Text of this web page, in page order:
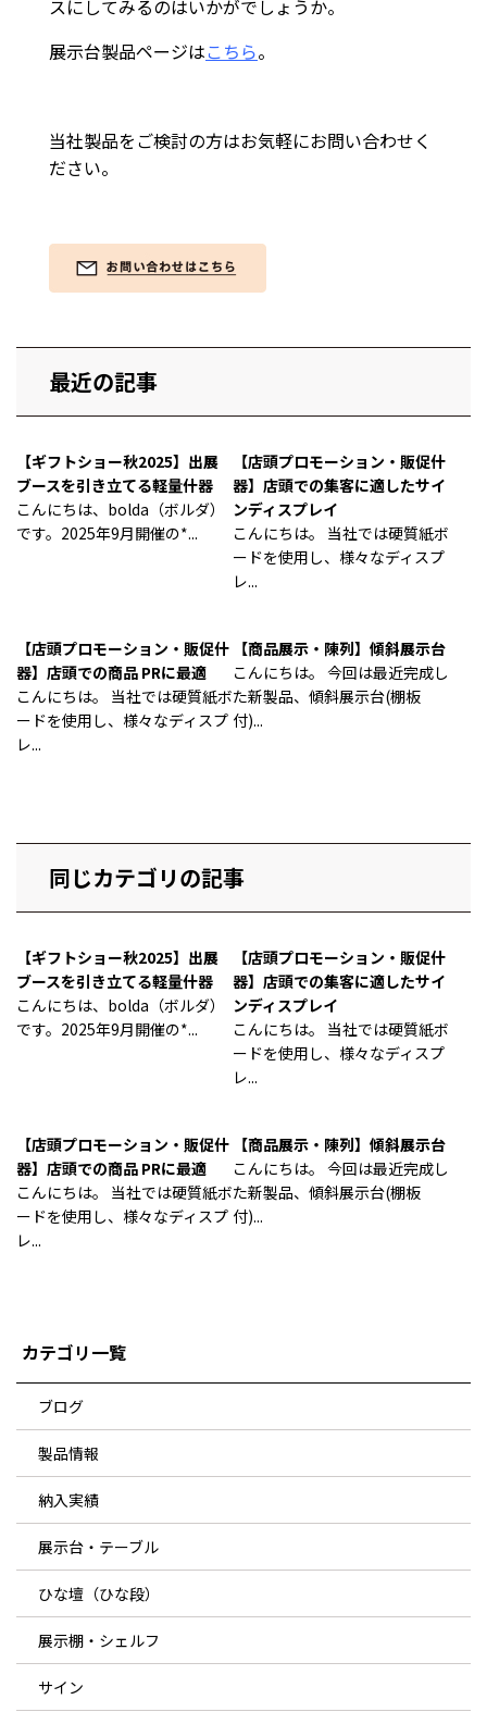
スにしてみるのはいかがでしょうか。
展示台製品ページはこちら。
当社製品をご検討の方はお気軽にお問い合わせく
ださい。
最近の記事
【ギフトショー秋2025】出展
ブースを引き立てる軽量什器
こんにちは、bolda（ボルダ）
です。2025年9月開催の*...
【店頭プロモーション・販促什
器】店頭での集客に適したサイ
ンディスプレイ
こんにちは。 当社では硬質紙ボ
ードを使用し、様々なディスプ
レ...
【店頭プロモーション・販促什
器】店頭での商品 PRに最適
こんにちは。 当社では硬質紙ボ
ードを使用し、様々なディスプ
レ...
【商品展示・陳列】傾斜展示台
こんにちは。 今回は最近完成し
た新製品、傾斜展示台(棚板
付)...
同じカテゴリの記事
【ギフトショー秋2025】出展
ブースを引き立てる軽量什器
こんにちは、bolda（ボルダ）
です。2025年9月開催の*...
【店頭プロモーション・販促什
器】店頭での集客に適したサイ
ンディスプレイ
こんにちは。 当社では硬質紙ボ
ードを使用し、様々なディスプ
レ...
【店頭プロモーション・販促什
器】店頭での商品 PRに最適
こんにちは。 当社では硬質紙ボ
ードを使用し、様々なディスプ
レ...
【商品展示・陳列】傾斜展示台
こんにちは。 今回は最近完成し
た新製品、傾斜展示台(棚板
付)...
カテゴリ一覧
ブログ
製品情報
納入実績
展示台・テーブル
ひな壇（ひな段）
展示棚・シェルフ
サイン